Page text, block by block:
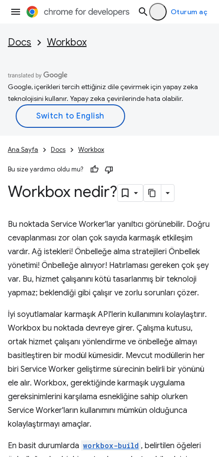
Oturum aç
Docs Workbox
Google, içerikleri tercih ettiğiniz dile çevirmek için yapay zeka
teknolojisini kullanır. Yapay zeka çevirilerinde hata olabilir.
Ana Sayfa Docs Workbox
Bu size yardımcı oldu mu?
Workbox nedir?
Bu noktada Service Worker'lar yanıltıcı görünebilir. Doğru
cevaplanması zor olan çok sayıda karmaşık etkileşim
vardır. Ağ istekleri! Önbelleğe alma stratejileri Önbellek
yönetimi! Önbelleğe alınıyor! Hatırlaması gereken çok şey
var. Bu, hizmet çalışanını kötü tasarlanmış bir teknoloji
yapmaz; beklendiği gibi çalışır ve zorlu sorunları çözer.
İyi soyutlamalar karmaşık API'lerin kullanımını kolaylaştırır.
Workbox bu noktada devreye girer. Çalışma kutusu,
ortak hizmet çalışanı yönlendirme ve önbelleğe almayı
basitleştiren bir modül kümesidir. Mevcut modüllerin her
biri Service Worker geliştirme sürecinin belirli bir yönünü
ele alır. Workbox, gerektiğinde karmaşık uygulama
gereksinimlerini karşılama esnekliğine sahip olurken
Service Worker'ların kullanımını mümkün olduğunca
kolaylaştırmayı amaçlar.
En basit durumlarda workbox-build , belirtilen öğeleri